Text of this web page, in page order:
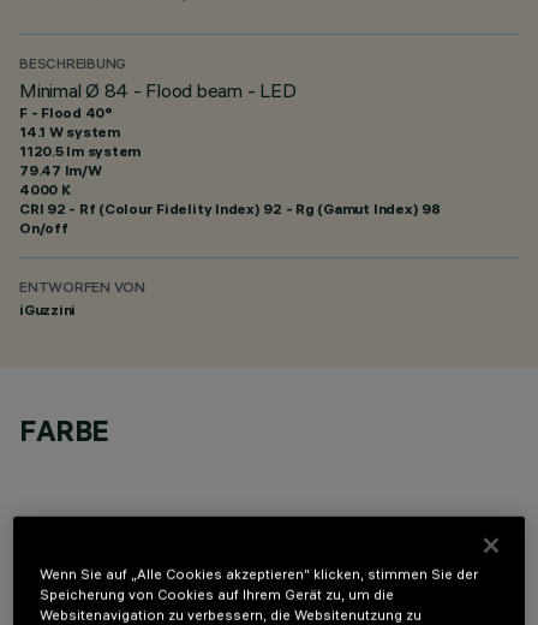
BESCHREIBUNG
Minimal Ø 84 - Flood beam - LED
F - Flood 40°
14.1 W system
1120.5 lm system
79.47 lm/W
4000 K
CRI 92 - Rf (Colour Fidelity Index) 92 - Rg (Gamut Index) 98
On/off
ENTWORFEN VON
iGuzzini
FARBE
ERFORDERLICHES ZUBEHÖR
Wenn Sie auf „Alle Cookies akzeptieren“ klicken, stimmen Sie der
Speicherung von Cookies auf Ihrem Gerät zu, um die
Websitenavigation zu verbessern, die Websitenutzung zu